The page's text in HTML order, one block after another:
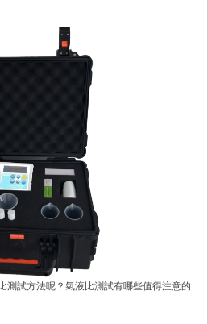
測試方法呢？氣液比測試有哪些值得注意的